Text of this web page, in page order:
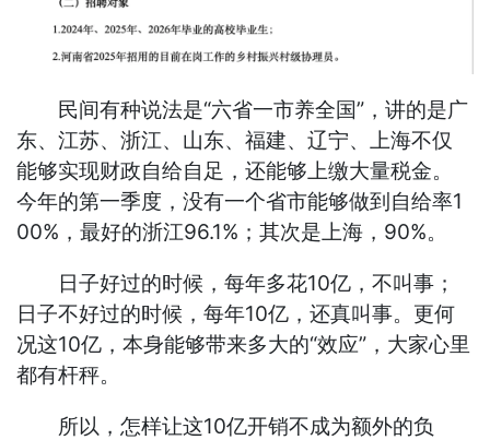
民间有种说法是“六省一市养全国”，讲的是广
东、江苏、浙江、山东、福建、辽宁、上海不仅
能够实现财政自给自足，还能够上缴大量税金。
今年的第一季度，没有一个省市能够做到自给率1
00%，最好的浙江96.1%；其次是上海，90%。
日子好过的时候，每年多花10亿，不叫事；
日子不好过的时候，每年10亿，还真叫事。更何
况这10亿，本身能够带来多大的“效应”，大家心里
都有杆秤。
所以，怎样让这10亿开销不成为额外的负